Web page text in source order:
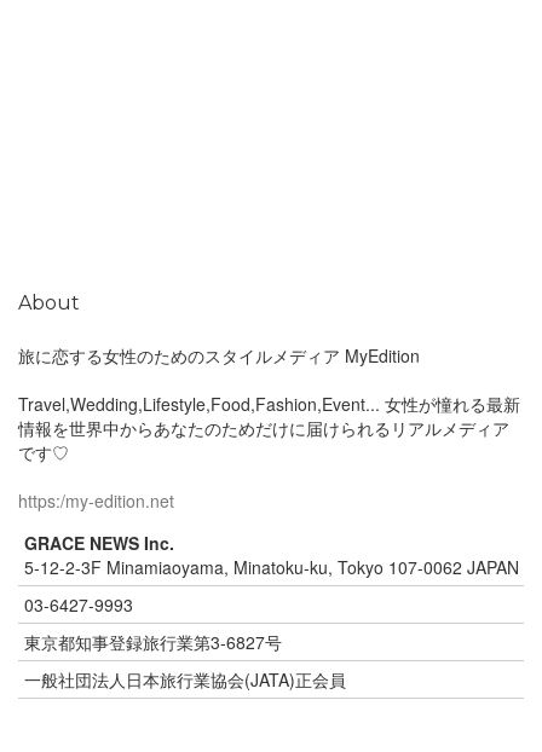
About
旅に恋する女性のためのスタイルメディア MyEdition
Travel,Wedding,Lifestyle,Food,Fashion,Event... 女性が憧れる最新
情報を世界中からあなたのためだけに届けられるリアルメディア
です♡
https:/my-edition.net
GRACE NEWS Inc.
5-12-2-3F Minamiaoyama, Minatoku-ku, Tokyo 107-0062 JAPAN
03-6427-9993
東京都知事登録旅行業第3-6827号
一般社団法人日本旅行業協会(JATA)正会員